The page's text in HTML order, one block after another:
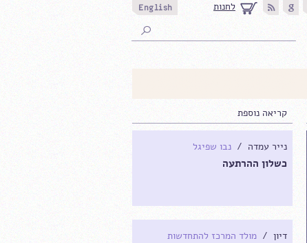
לחנות
קריאה נוספת
נייר עמדה / נבו שפיגל
כשלון ההרתעה
דיון / מולד המרכז להתחדשות